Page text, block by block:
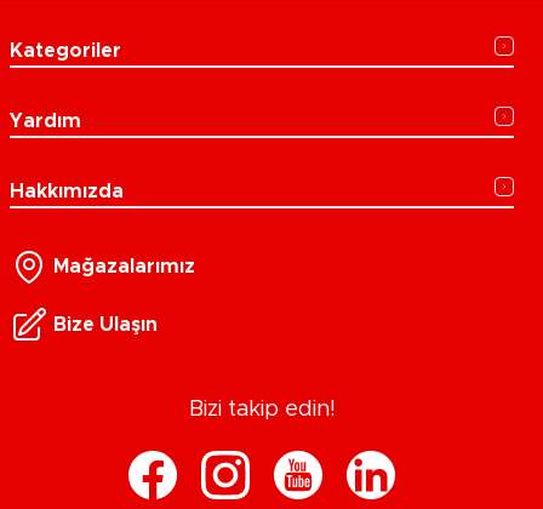
Kategoriler
Yardım
Hakkımızda
Mağazalarımız
Bize Ulaşın
Bizi takip edin!